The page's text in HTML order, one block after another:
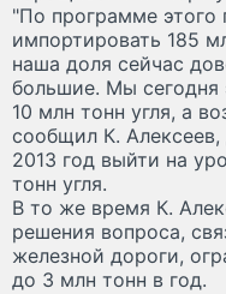
"По программе этого
импортировать 185
наша доля сейчас
большие. Мы сегодня
10 млн тонн угля, а
сообщил К.
2013 год выйти на
тонн угля.
В то же время К.
решения вопроса,
железной дороги,
до 3 млн тонн в год.